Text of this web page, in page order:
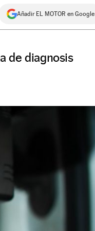
Añadir EL MOTOR en Google
de diagnosis